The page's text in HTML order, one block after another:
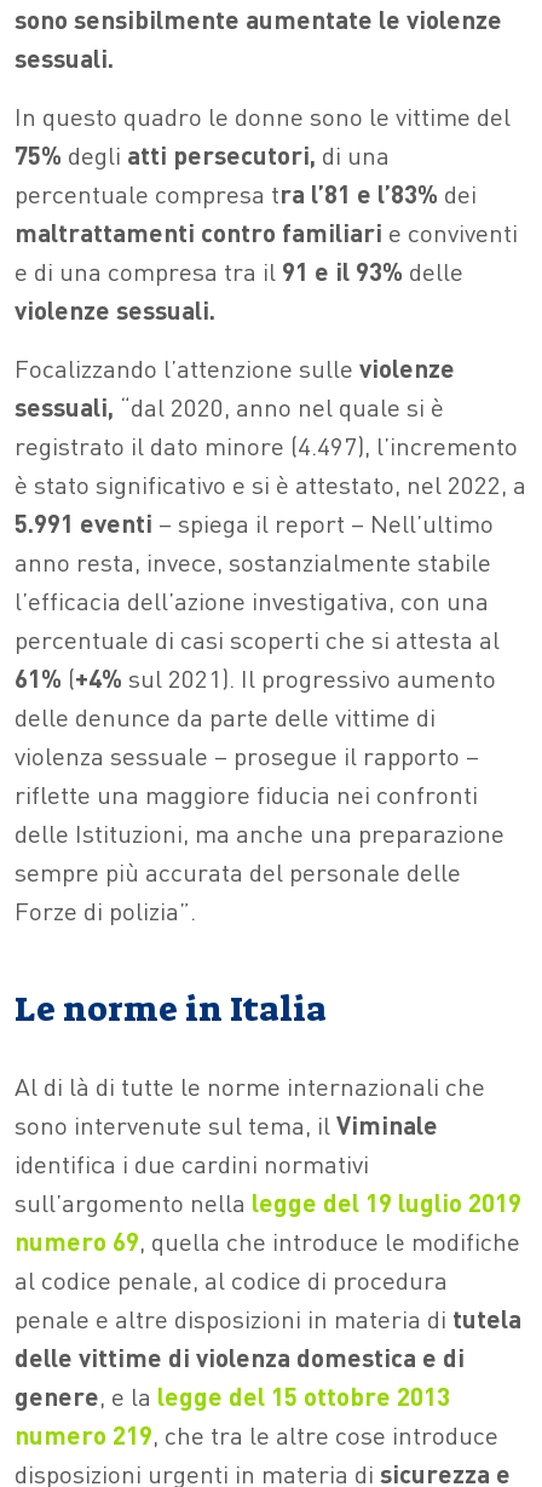
sono sensibilmente aumentate le violenze
sessuali.
In questo quadro le donne sono le vittime del
75% degli atti persecutori, di una
percentuale compresa tra l’81 e l’83% dei
maltrattamenti contro familiari e conviventi
e di una compresa tra il 91 e il 93% delle
violenze sessuali.
Focalizzando l’attenzione sulle violenze
sessuali, “dal 2020, anno nel quale si è
registrato il dato minore (4.497), l’incremento
è stato significativo e si è attestato, nel 2022, a
5.991 eventi – spiega il report – Nell’ultimo
anno resta, invece, sostanzialmente stabile
l’efficacia dell’azione investigativa, con una
percentuale di casi scoperti che si attesta al
61% (+4% sul 2021). Il progressivo aumento
delle denunce da parte delle vittime di
violenza sessuale – prosegue il rapporto –
riflette una maggiore fiducia nei confronti
delle Istituzioni, ma anche una preparazione
sempre più accurata del personale delle
Forze di polizia”.
Le norme in Italia
Al di là di tutte le norme internazionali che
sono intervenute sul tema, ilViminale
identifica i due cardini normativi
sull’argomento nella legge del 19 luglio 2019
numero 69, quella che introduce le modifiche
al codice penale, al codice di procedura
penale e altre disposizioni in materia di tutela
delle vittime di violenza domestica e di
genere, e la legge del 15 ottobre 2013
numero 219, che tra le altre cose introduce
disposizioni urgenti in materia di sicurezza e